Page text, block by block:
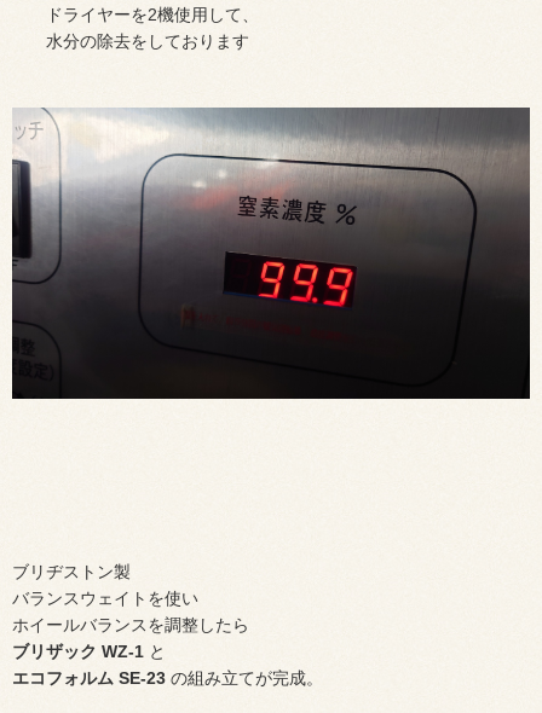
ドライヤーを2機使用して、
水分の除去をしております
ブリヂストン製
バランスウェイトを使い
ホイールバランスを調整したら
ブリザック WZ-1 と
エコフォルム SE-23 の組み立てが完成。